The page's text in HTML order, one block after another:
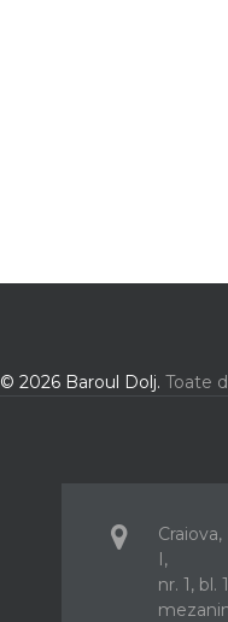
© 2026 Baroul Dolj. Toate
I,
nr. 1, bl.